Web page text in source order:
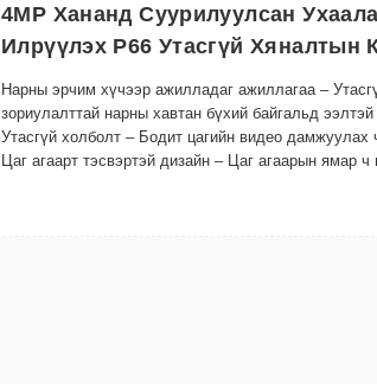
4MP Хананд Суурилуулсан
Илрүүлэх P66 Утасгүй Хяналтын
Нарны эрчим хүчээр ажилладаг ажиллагаа –
зориулалттай нарны хавтан бүхий байгальд
Утасгүй холболт – Бодит цагийн видео дамжуулах
Цаг агаарт тэсвэртэй дизайн – Цаг агаарын ямар
Шөнийн хараа - Нарийвчилсан LED гэрэлтүүлэгч